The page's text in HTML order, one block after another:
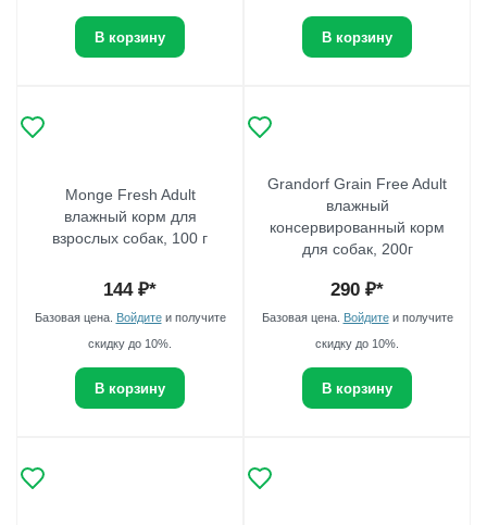
В корзину В корзину
Monge Fresh Adult
влажный корм для
взрослых собак, 100 г
144₽*
Базовая цена. Войдитеи получите
скидку до 10%.
В корзину
Grandorf Grain Free Adult
влажный
консервированный корм
для собак, 200г
290 ₽*
Базовая цена. Войдитеи получите
скидку до 10%.
В корзину